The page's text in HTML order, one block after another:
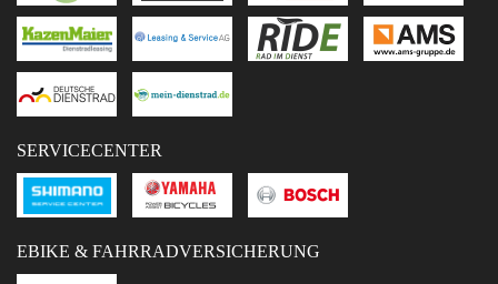
SERVICECENTER
EBIKE & FAHRRADVERSICHERUNG